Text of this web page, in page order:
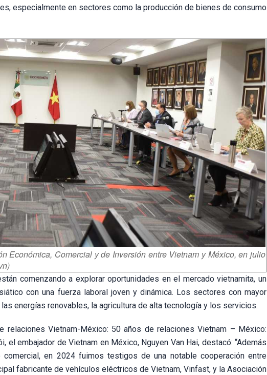
especialmente en sectores como la producción de bienes de consumo
Económica, Comercial y de Inversión entre Vietnam y México, en julio
comenzando a explorar oportunidades en el mercado vietnamita, un
con una fuerza laboral joven y dinámica. Los sectores con mayor
energías renovables, la agricultura de alta tecnología y los servicios.
relaciones Vietnam-México: 50 años de relaciones Vietnam – México:
el embajador de Vietnam en México, Nguyen Van Hai, destacó: “Además
en 2024 fuimos testigos de una notable cooperación entre
fabricante de vehículos eléctricos de Vietnam, Vinfast, y la Asociación